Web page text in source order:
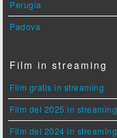
Perugia
Padova
Film in streaming
Film gratis in streaming
Film del 2025 in streaming
Film del 2024 in streaming